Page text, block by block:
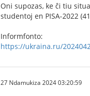
Oni supozas, ke ĉi tiu
studentoj en PISA-2022
Informfonto:
https://ukraina.ru/
27 Ndamukiza 2024 03:20:59